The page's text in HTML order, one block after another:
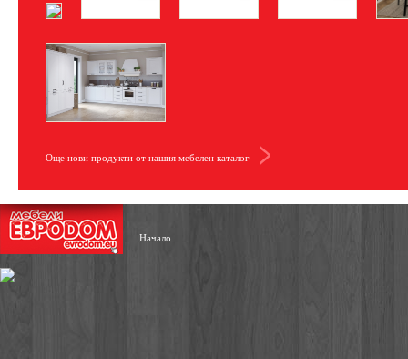
Още нови продукти от нашия мебелен каталог
Начало